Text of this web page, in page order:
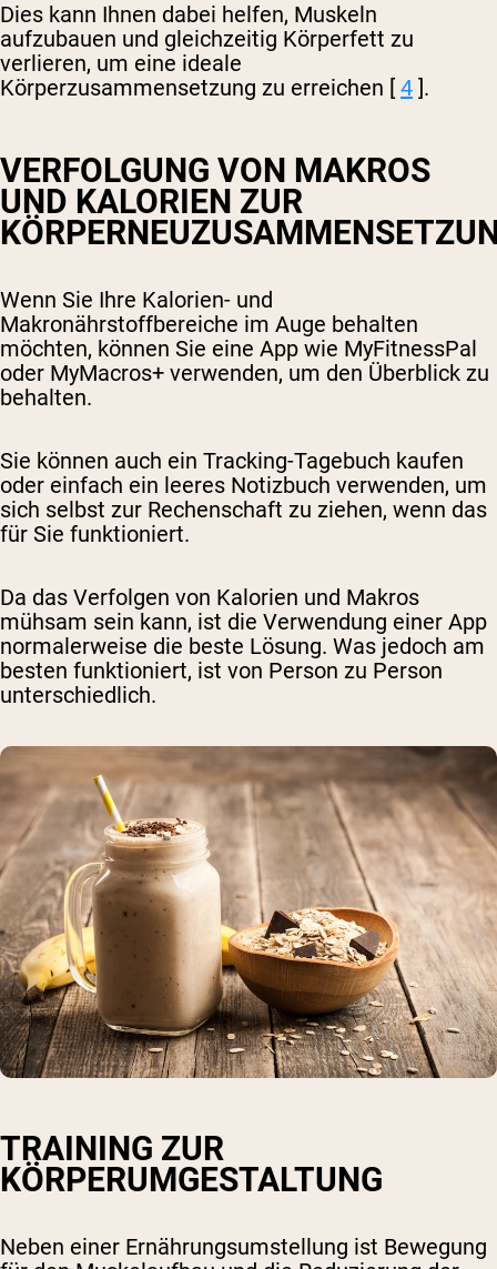
Dies kann Ihnen dabei helfen, Muskeln
aufzubauen und gleichzeitig Körperfett zu
verlieren, um eine ideale
Körperzusammensetzung zu erreichen [4 ].
VERFOLGUNG VON MAKROS
UND KALORIEN ZUR
Wenn Sie Ihre Kalorien- und
Makronährstoffbereiche im Auge behalten
möchten, können Sie eine App wie MyFitnessPal
oder MyMacros+ verwenden, um den Überblick zu
behalten.
Sie können auch ein Tracking-Tagebuch kaufen
oder einfach ein leeres Notizbuch verwenden, um
sich selbst zur Rechenschaft zu ziehen, wenn das
für Sie funktioniert.
Da das Verfolgen von Kalorien und Makros
mühsam sein kann, ist die Verwendung einer App
normalerweise die beste Lösung. Was jedoch am
besten funktioniert, ist von Person zu Person
unterschiedlich.
TRAINING ZUR
KÖRPERUMGESTALTUNG
Neben einer Ernährungsumstellung ist Bewegung